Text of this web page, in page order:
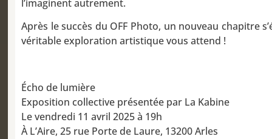
l’imaginent autrement.
Après le succès du OFF Photo, un nouveau chapitre
véritable exploration artistique vous attend !
Écho de lumière
Exposition collective présentée par La Kabine
Le vendredi 11 avril 2025 à 19h
À L’Aire, 25 rue Porte de Laure, 13200 Arles